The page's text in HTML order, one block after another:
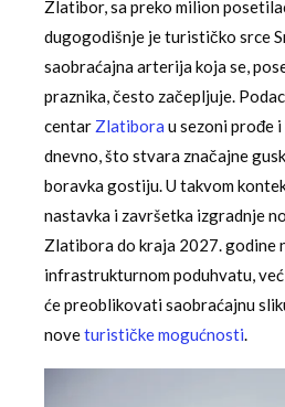
Zlatibor, sa preko milion
dugogodišnje je turističko srce
saobraćajna arterija koja se,
praznika, često začepljuje.
centar Zlatibora u sezoni prođe
dnevno, što stvara značajne
boravka gostiju. U takvom
nastavka i završetka izgradnje
Zlatibora do kraja 2027. godine
infrastrukturnom poduhvatu,
će preoblikovati saobraćajnu
noveturističke mogućnosti.